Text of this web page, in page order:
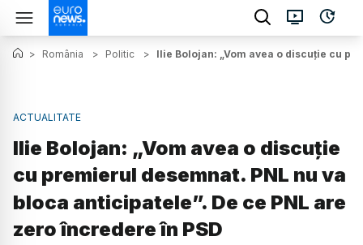
> România > Politic > Ilie Bolojan: „Vom avea o discuție cu
ACTUALITATE
Ilie Bolojan: „Vom avea o discuție
cu premierul desemnat. PNL nu va
bloca anticipatele”. De ce PNL are
zero încredere în PSD